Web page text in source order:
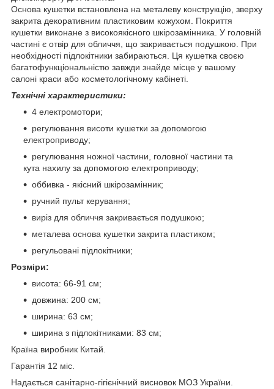
Основа кушетки встановлена ​​на металеву конструкцію, зверху
закрита декоративним пластиковим кожухом. Покриття
кушетки виконане з високоякісного шкірозамінника. У головній
частині є отвір для обличчя, що закривається подушкою. При
необхідності підлокітники забираються. Ця кушетка своєю
багатофункціональністю завжди знайде місце у вашому
салоні краси або косметологічному кабінеті.
Технічні характеристики:
4 електромотори;
регулювання висоти кушетки за допомогою
електроприводу;
регулювання ножної частини, головної частини та
кута нахилу за допомогою електроприводу;
оббивка - якісний шкірозамінник;
ручний пульт керування;
виріз для обличчя закривається подушкою;
металева основа кушетки закрита пластиком;
регульовані підлокітники;
Розміри:
висота: 66-91 см;
довжина: 200 см;
ширина: 63 см;
ширина з підлокітниками: 83 см;
Країна виробник Китай.
Гарантія 12 міс.
Надається санітарно-гігієнічний висновок МОЗ України.